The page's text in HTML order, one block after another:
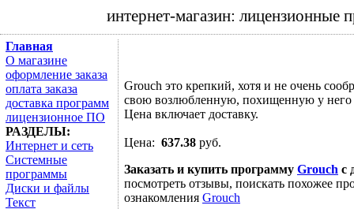
интернет-магазин:
Главная
О магазине
оформление заказа
оплата заказа
доставка программ
лицензионное ПО
РАЗДЕЛЫ:
Интернет и сеть
Системные
программы
Диски и файлы
Текст
Grouch это крепкий, хотя и не очень
свою возлюбленную, похищенную у него
Цена включает доставку.
Цена: 637.38 руб.
Заказать и купить программу Grouch с
посмотреть отзывы, поискать похожее
ознакомления Grouch